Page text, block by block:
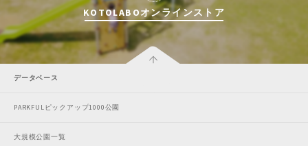
KOTOLABOオンラインストア
データベース
PARKFULピックアップ1000公園
大規模公園一覧